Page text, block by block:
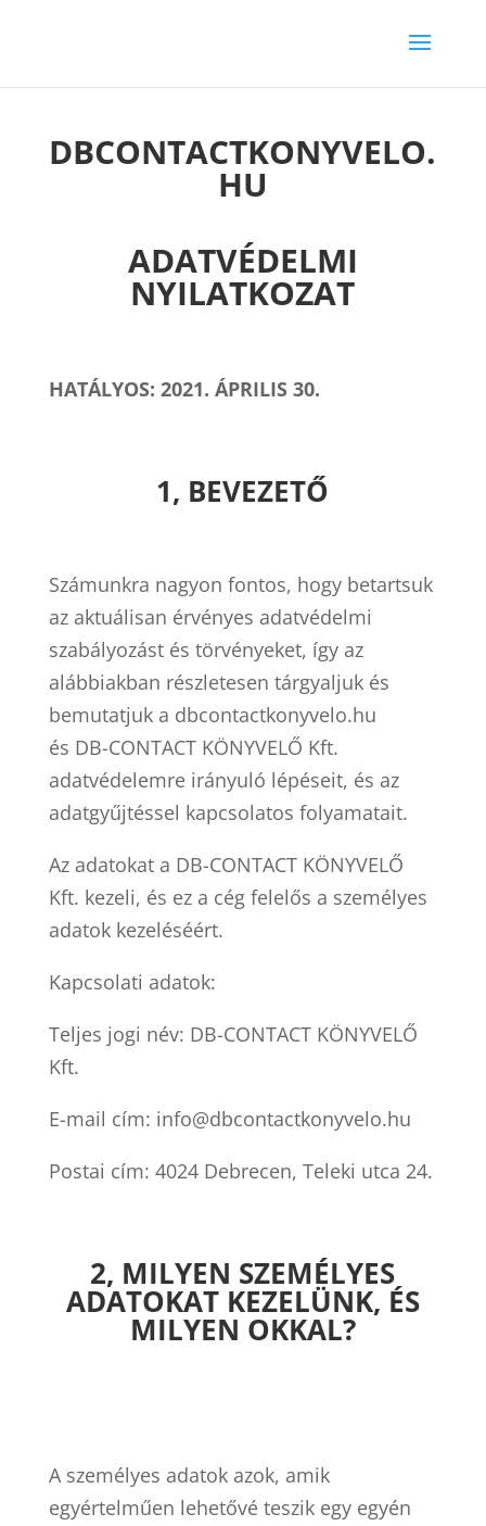
DBCONTACTKONYVELO.
HU
ADATVÉDELMI
NYILATKOZAT
HATÁLYOS: 2021. ÁPRILIS 30.
1, BEVEZETŐ
Számunkra nagyon fontos, hogy betartsuk
az aktuálisan érvényes adatvédelmi
szabályozást és törvényeket, így az
alábbiakban részletesen tárgyaljuk és
bemutatjuk a dbcontactkonyvelo.hu
és DB-CONTACT KÖNYVELŐ Kft.
adatvédelemre irányuló lépéseit, és az
adatgyűjtéssel kapcsolatos folyamatait.
Az adatokat a DB-CONTACT KÖNYVELŐ
Kft. kezeli, és ez a cég felelős a személyes
adatok kezeléséért.
Kapcsolati adatok:
Teljes jogi név: DB-CONTACT KÖNYVELŐ
Kft.
E-mail cím: info@dbcontactkonyvelo.hu
Postai cím: 4024 Debrecen, Teleki utca 24.
2, MILYEN SZEMÉLYES
ADATOKAT KEZELÜNK, ÉS
MILYEN OKKAL?
A személyes adatok azok, amik
egyértelműen lehetővé teszik egy egyén